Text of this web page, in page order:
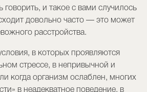
говорить, и такое с вами случилось
довольно часто — это может
расстройства.
в которых проявляются
стрессе, в непривычной и
когда организм ослаблен, многих
в неадекватное поведение, в